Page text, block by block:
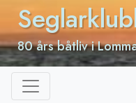
80 års båtliv i